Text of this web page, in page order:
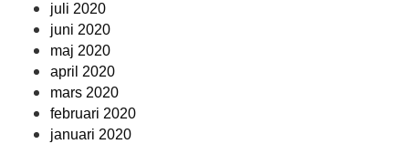
juli 2020
juni 2020
maj 2020
april 2020
mars 2020
februari 2020
januari 2020